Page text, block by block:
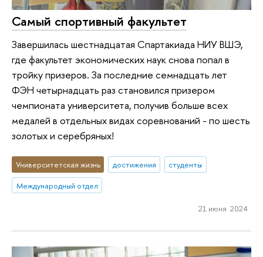
Самый спортивный факультет
Завершилась шестнадцатая Спартакиада НИУ ВШЭ,
где факультет экономических наук снова попал в
тройку призеров. За последние семнадцать лет
ФЭН четырнадцать раз становился призером
чемпионата университета, получив больше всех
медалей в отдельных видах соревнований - по шесть
золотых и серебряных!
Университетская жизнь достижения
студенты
Международный отдел
21 июня 2024